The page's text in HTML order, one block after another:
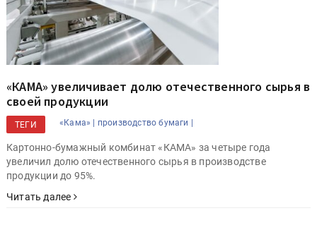
«КАМА» увеличивает долю отечественного сырья в
своей продукции
ТЕГИ «Кама» | производство бумаги |
Картонно-бумажный комбинат «КАМА» за четыре года
увеличил долю отечественного сырья в производстве
продукции до 95%.
Читать далее